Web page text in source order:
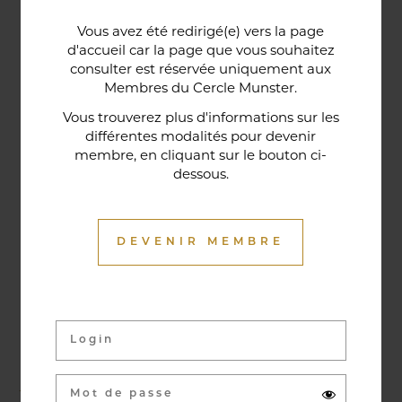
Vous avez été redirigé(e) vers la page
d'accueil car la page que vous souhaitez
consulter est réservée uniquement aux
Membres du Cercle Munster.
Vous trouverez plus d'informations sur les
différentes modalités pour devenir
membre, en cliquant sur le bouton ci-
dessous.
DEVENIR MEMBRE
historique de la maison, relie le bar au restaurant ;
cette trace du passé rappelle la tradition du bien-
être en ces lieux et de l'accueil chaleureux qui
contribuent à la réputation de l'établissement. Ce
restaurant gastronomique a été entièrement
relooké en janvier 2020. Notre chef vous propose
vous surprendre.
Activités & évènements